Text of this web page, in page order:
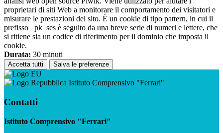
proprietari di siti Web a monitorare il comportamento dei visitatori e
misurare le prestazioni del sito. È un cookie di tipo pattern, in cui il
prefisso _pk_ses è seguito da una breve serie di numeri e lettere, che
si ritiene sia un codice di riferimento per il dominio che imposta il
cookie.
Durata: 30 minuti
Accetta tutti Salva le preferenze
Istituto Comprensivo "Ferrari"
Contatti
Istituto Comprensivo "Ferrari"